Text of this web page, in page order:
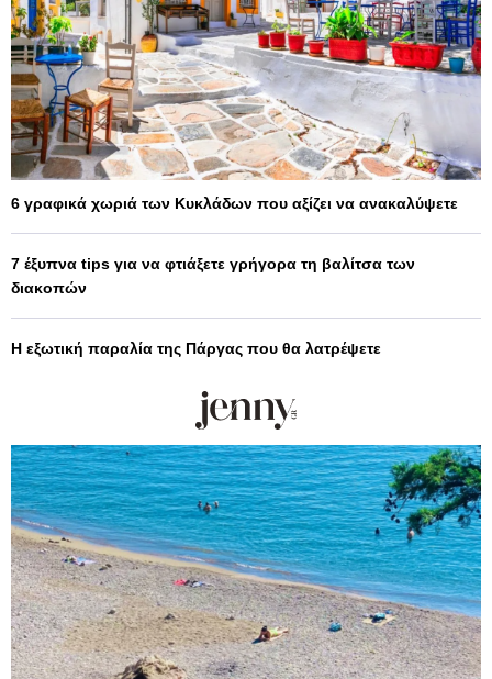
6 γραφικά χωριά των Κυκλάδων που αξίζει να ανακαλύψετε
7 έξυπνα tips για να φτιάξετε γρήγορα τη βαλίτσα των
διακοπών
Η εξωτική παραλία της Πάργας που θα λατρέψετε